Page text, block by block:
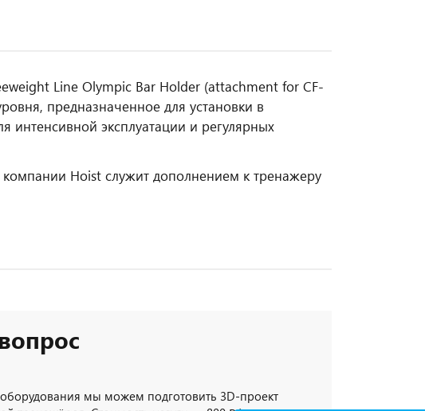
Line Olympic Bar Holder (attachment for CF-
предназначенное для установки в
интенсивной эксплуатации и регулярных
Hoist служит дополнением к тренажеру
мы можем подготовить 3D-проект